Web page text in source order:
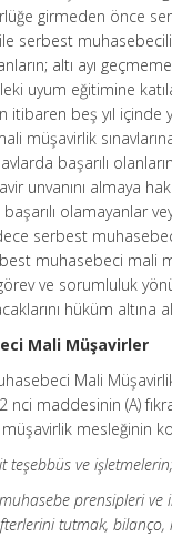
girmeden önce
ile serbest
altı ayı
uyum eğitimine
itibaren beş yıl içinde
müşavirlik
başarılı
unvanını almaya hak
olamayanlar
serbest
muhasebeci mali
ve sorumluluk
hüküm altına
Mali Müşavirler
Mali
nci maddesinin (A)
mesleğinin
teşebbüs ve işletmelerin;
prensipleri ve
tutmak,